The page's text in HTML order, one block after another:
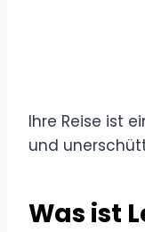
Ihre Reise ist
und
Was ist